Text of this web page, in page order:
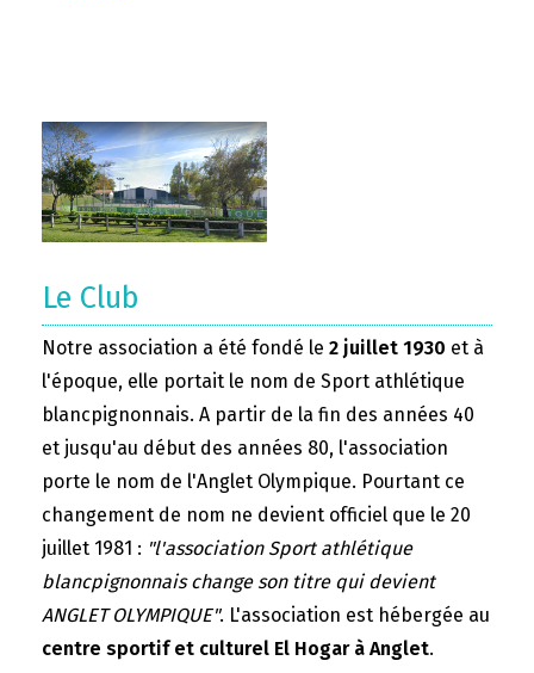
Le Club
Notre association a été fondé le 2 juillet 1930 et à
l'époque, elle portait le nom de Sport athlétique
blancpignonnais. A partir de la fin des années 40
et jusqu'au début des années 80, l'association
porte le nom de l'Anglet Olympique. Pourtant ce
changement de nom ne devient officiel que le 20
juillet 1981 : "l'association Sport athlétique
blancpignonnais change son titre qui devient
ANGLET OLYMPIQUE". L'association est hébergée au
centre sportif et culturel El Hogar à Anglet.